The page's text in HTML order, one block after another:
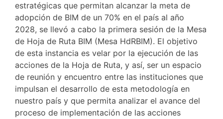
estratégicas que permitan alcanzar la meta de
adopción de BIM de un 70% en el país al año
2028, se llevó a cabo la primera sesión de la Mesa
de Hoja de Ruta BIM (Mesa HdRBIM). El objetivo
de esta instancia es velar por la ejecución de las
acciones de la Hoja de Ruta, y así, ser un espacio
de reunión y encuentro entre las instituciones que
impulsan el desarrollo de esta metodología en
nuestro país y que permita analizar el avance del
proceso de implementación de las acciones